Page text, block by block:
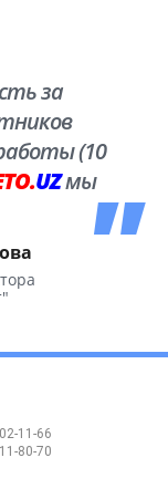
за
(10
UZмы
11-66
80-70